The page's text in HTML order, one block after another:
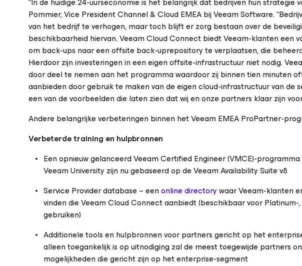
Pommier, Vice President Channel & Cloud EMEA bij Veeam Software.
van het bedrijf te verhogen, maar toch blijft er zorg bestaan over de
beschikbaarheid hiervan. Veeam Cloud Connect biedt Veeam-klanten een
om back-ups naar een offsite back-uprepository te verplaatsen, die
Hierdoor zijn investeringen in een eigen offsite-infrastructuur niet nodig.
door deel te nemen aan het programma waardoor zij binnen tien minuten
aanbieden door gebruik te maken van de eigen cloud-infrastructuur van de
een van de voorbeelden die laten zien dat wij en onze partners klaar zijn
Andere belangrijke verbeteringen binnen het Veeam EMEA ProPartner-
Verbeterde training en hulpbronnen
Een opnieuw gelanceerd Veeam Certified Engineer (VMCE)-
Veeam University zijn nu gebaseerd op de Veeam Availability Suite v8
Service Provider database – eenonline directorywaar Veeam-klanten
vinden die Veeam Cloud Connect aanbiedt (beschikbaar voor
gebruiken)
Additionele tools en hulpbronnen voor partners gericht op het
alleen toegankelijk is op uitnodiging zal de meest toegewijde partners
mogelijkheden die gericht zijn op het enterprise-segment